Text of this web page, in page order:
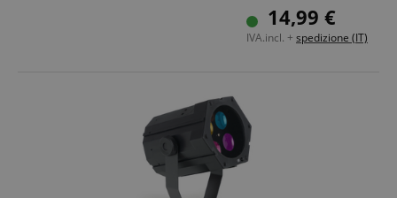
Staffa di montaggio per installazione fissa14,99 €
IVA.incl. + spedizione (IT)